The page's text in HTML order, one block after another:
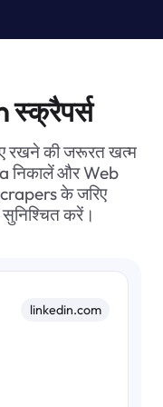
CA",
NY",
Production
IA",
रखने की जरूरत खत्म
निकालें और Web
के जरिए
करें।
linkedin.com